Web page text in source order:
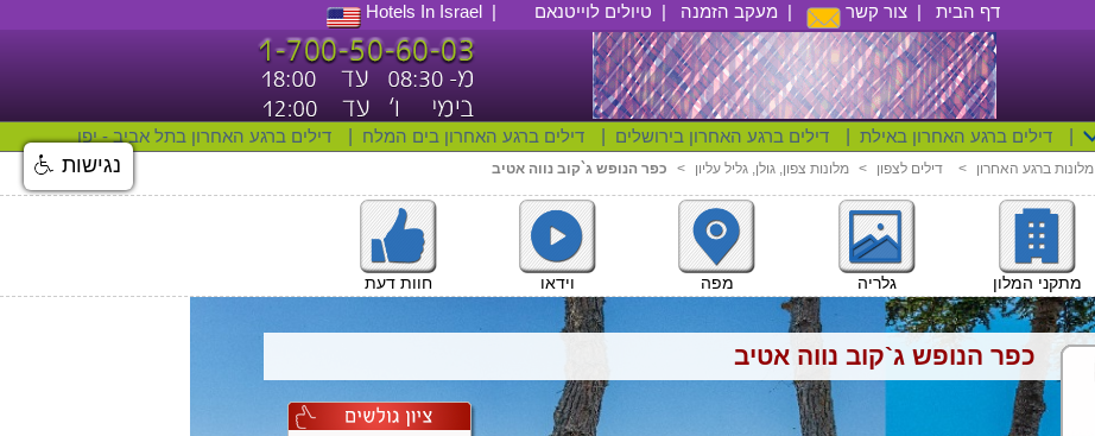
Hotels In Israel | טיולים לוייטנאם | מעקב הזמנה | צור קשר | דף הבית
דילים ברגע האחרון בתל אביב - יפו דילים ברגע האחרון בים המלח דילים ברגע האחרון בירושלים דילים ברגע האחרון באילת
כפר הנופש ג`קוב נווה אטיב < מלונות צפון, גולן, גליל עליון < דילים לצפון < מלונות ברגע האחרון
חוות דעת וידאו מפה גלריה מתקני המלון
כפר הנופש ג`קוב נווה אטיב
נגישות